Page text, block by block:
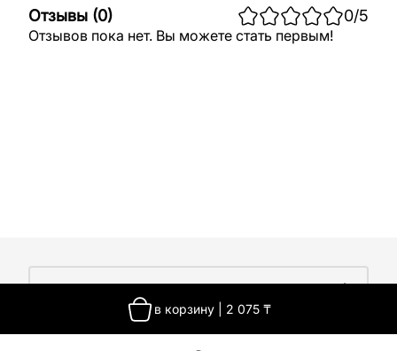
в корзину 2 075 ₸
Отзывы (0) 0/5
Отзывов пока нет. Вы можете стать первым!
О компании
Работа у нас
Покупателям